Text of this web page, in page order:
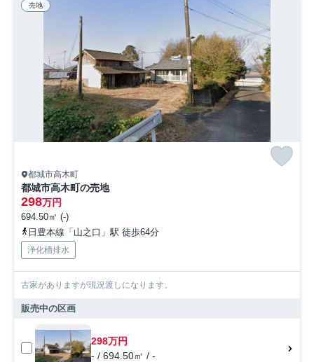
売地
都城市高木町
都城市高木町の売地
298万円
694.50㎡ (-)
日豊本線「山之口」駅 徒歩64分
浄化槽排水
古家がありますが現況渡しになります。
販売中の区画
298万円
- / 694.50㎡ / -